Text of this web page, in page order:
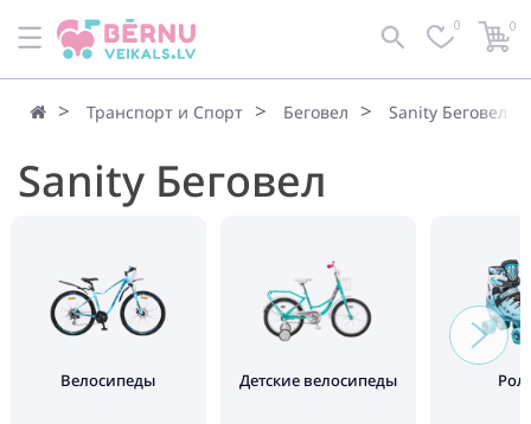
0 0
Транспорт и Спорт Беговел Sanity Беговел
Sanity Беговел
Велосипеды Детские велосипеды